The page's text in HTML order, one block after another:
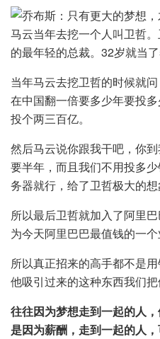
马云当年去挖一个人叫卫哲
的最年轻的总裁。32岁就当了
当年马云去挖卫哲的时候就
在中国翻一倍要多少年要投
投个两三百亿。
然后马云说你跟我干吧，你
要半年，而且我们不用投多
务器就行，给了卫哲极大的想
所以最后卫哲就加入了阿里
为今天阿里巴巴最值钱的一个
所以真正招来的高手都不是
他吸引过来的这种东西我们把
往往因为梦想走到一起的人
是因为薪酬，走到一起的人